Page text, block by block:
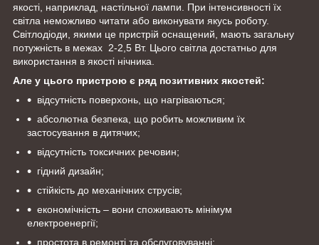
якості, наприклад, настільної лампи. При інтенсивності їх
світла неможливо читати або виконувати якусь роботу.
Світлодіоди, якими це пристрій оснащений, мають загальну
потужність в межах 2-2,5 Вт. Цього світла достатньо для
використання в якості нічника.
Але у цього пристрою є ряд позитивних якостей:
відсутність поверхонь, що нагріваються;
абсолютна безпека, що робить можливим їх
застосування в дитячих;
відсутність токсичних речовин;
гідний дизайн;
стійкість до механічних струсів;
економічність – вони споживають мінімум
електроенергії;
простота в ремонті та обслуговуванні;